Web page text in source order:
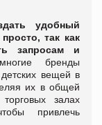
удобный
так как
запросам и
бренды
вещей в
их в общей
залах
привлечь